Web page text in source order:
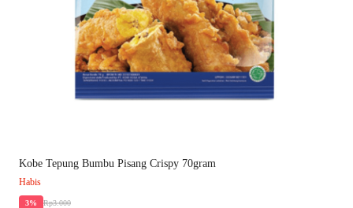
Kobe Tepung Bumbu Pisang Crispy 70gram
Habis
3% Rp3.000